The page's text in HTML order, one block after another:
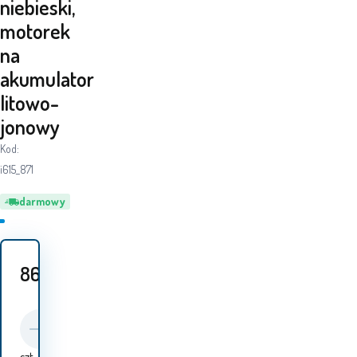
darmowy
niebieski,
motorek
na
akumulator
litowo-
jonowy
Kod:
i615_871
863